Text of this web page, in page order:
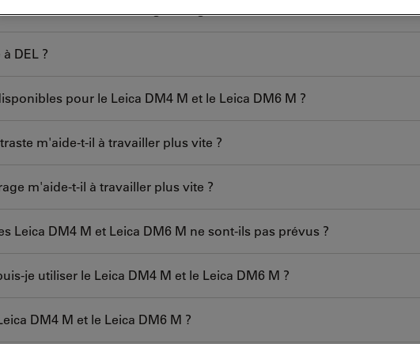
d'utiliser l'éclairage halogène au lieu des diodes
DEL ?
pour le Leica DM4 M et le Leica DM6 M ?
m'aide-t-il à travailler plus vite ?
m'aide-t-il à travailler plus vite ?
Leica DM4 M et Leica DM6 M ne sont-ils pas prévus ?
je utiliser le Leica DM4 M et le Leica DM6 M ?
DM4 M et le Leica DM6 M ?